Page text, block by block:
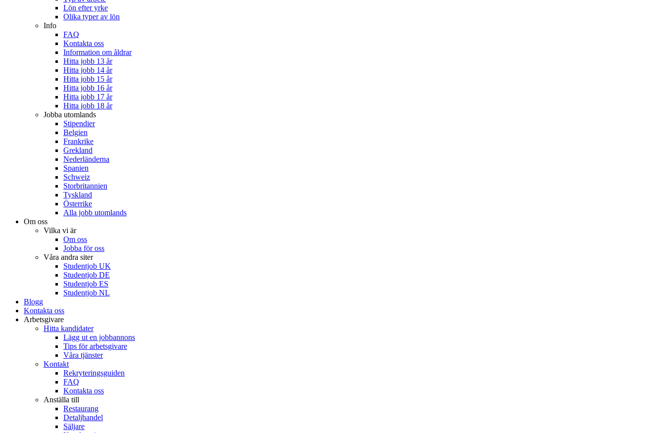
Lön efter yrke
Olika typer av lön
Info
FAQ
Kontakta oss
Information om åldrar
Hitta jobb 13 år
Hitta jobb 14 år
Hitta jobb 15 år
Hitta jobb 16 år
Hitta jobb 17 år
Hitta jobb 18 år
Jobba utomlands
Stipendier
Belgien
Frankrike
Grekland
Nederländerna
Spanien
Schweiz
Storbritannien
Tyskland
Österrike
Alla jobb utomlands
Om oss
Vilka vi är
Om oss
Jobba för oss
Våra andra siter
Studentjob UK
Studentjob DE
Studentjob ES
Studentjob NL
Blogg
Kontakta oss
Arbetsgivare
Hitta kandidater
Lägg ut en jobbannons
Tips för arbetsgivare
Våra tjänster
Kontakt
Rekryteringsguiden
FAQ
Kontakta oss
Anställa till
Restaurang
Detaljhandel
Säljare